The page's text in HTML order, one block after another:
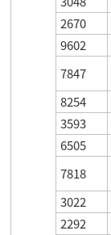
2670
9602
7847
8254
3593
6505
7818
3022
2292